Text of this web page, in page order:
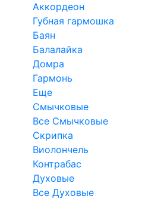
Аккордеон
Губная гармошка
Баян
Балалайка
Домра
Гармонь
Еще
Смычковые
Все Смычковые
Скрипка
Виолончель
Контрабас
Духовые
Все Духовые